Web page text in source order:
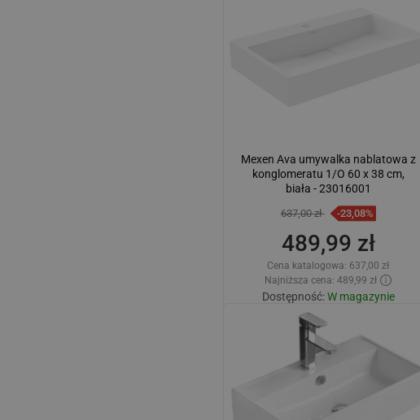
Mexen Ava umywalka nablatowa z
konglomeratu 1/O 60 x 38 cm,
biała - 23016001
637,00 zł -23,08%
489,99 zł
Cena katalogowa: 637,00 zł
Najniższa cena: 489,99 zł
Dostępność:W magazynie
Dodaj do koszyka
Porównaj